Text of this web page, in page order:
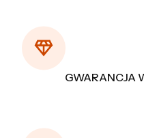
GWARANCJA